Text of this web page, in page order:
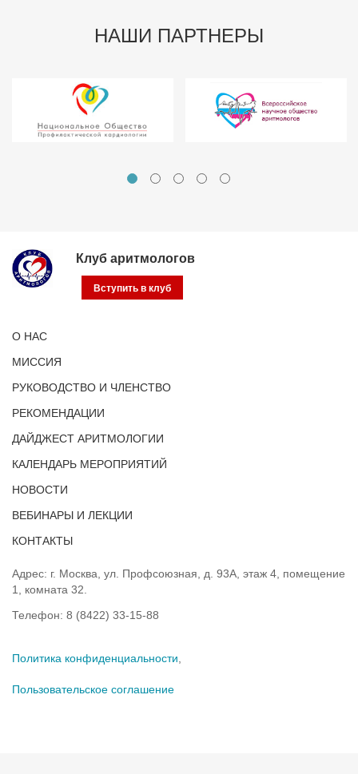
НАШИ ПАРТНЕРЫ
Клуб аритмологов
Вступить в клуб
О НАС
МИССИЯ
РУКОВОДСТВО И ЧЛЕНСТВО
РЕКОМЕНДАЦИИ
ДАЙДЖЕСТ АРИТМОЛОГИИ
КАЛЕНДАРЬ МЕРОПРИЯТИЙ
НОВОСТИ
ВЕБИНАРЫ И ЛЕКЦИИ
КОНТАКТЫ
Адрес: г. Москва, ул. Профсоюзная, д. 93А, этаж 4, помещение
1, комната 32.
Телефон: 8 (8422) 33-15-88
Политика конфиденциальности
Пользовательское соглашение